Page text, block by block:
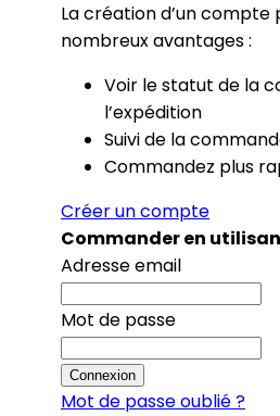
La création d’un compte
nombreux avantages :
Voir le statut de la
l’expédition
Suivi de la
Commandez plus
Créer un compte
Commander en
Adresse email
Mot de passe
Connexion
Mot de passe oublié ?